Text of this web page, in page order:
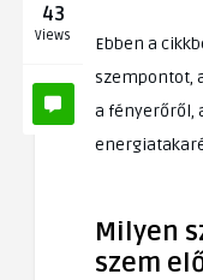
43
Views
Ebben a
szempontot,
a fényerőről,
Milyen
szem